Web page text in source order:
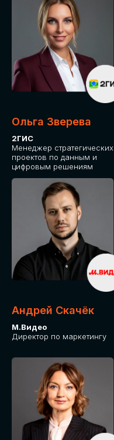
Ольга Зверева
2ГИС
Менеджер стратегических
проектов по данным и
цифровым решениям
Андрей Скачёк
М.Видео
Директор по маркетингу